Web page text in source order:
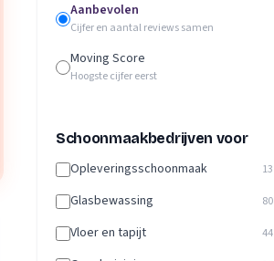
Aanbevolen
Cijfer en aantal reviews samen
Moving Score
Hoogste cijfer eerst
Schoonmaakbedrijven voor
Opleveringsschoonmaak 13
Glasbewassing 80
Vloer en tapijt 44